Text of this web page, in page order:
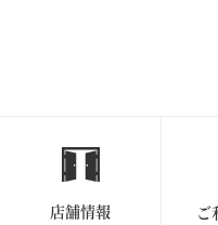
店舗情報 ご